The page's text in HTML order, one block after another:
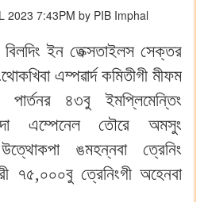
2023 7:43PM by PIB Imphal
ইন তেক্সতাইলস সেক্তর
এম্পৱার্দ কমিতীগী মীফম
পার্তনর ৪৩বু ইমপ্লিমেন্তিং
এম্পেনেল তৌরে অমসুং
ঙমহন্নবা ত্রেনিং
৭৫,০০০বু ত্রেনিংগী অহেনবা